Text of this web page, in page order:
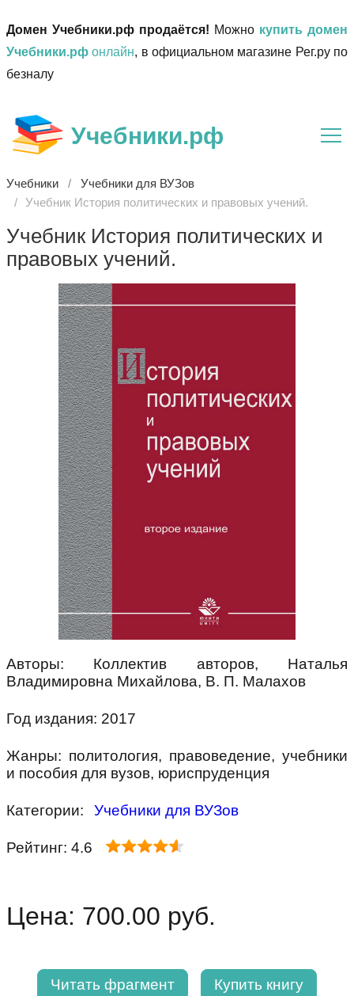
Домен Учебники.рф продаётся! Можно купить домен
Учебники.рф онлайн, в официальном магазине Рег.ру по
безналу
Учебники.рф
Учебники
Учебники для ВУЗов
Учебник История политических и правовых учений.
Учебник История политических и
правовых учений.
Авторы: Коллектив авторов, Наталья
Владимировна Михайлова, В. П. Малахов
Год издания: 2017
Жанры: политология, правоведение, учебники
и пособия для вузов, юриспруденция
Категории: Учебники для ВУЗов
Рейтинг: 4.6
Цена: 700.00 руб.
Читать фрагмент Купить книгу